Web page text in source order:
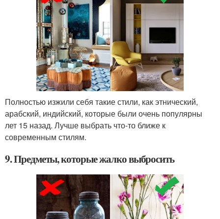
Полностью изжили себя такие стили, как этнический,
арабский, индийский, которые были очень популярны
лет 15 назад. Лучше выбрать что-то ближе к
современным стилям.
9. Предметы, которые жалко выбросить